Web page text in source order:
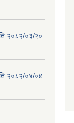
२०८२/०३/२०
२०८२/०४/०४